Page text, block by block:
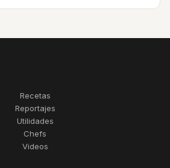
Recetas
Reportajes
Utilidades
Chefs
Videos